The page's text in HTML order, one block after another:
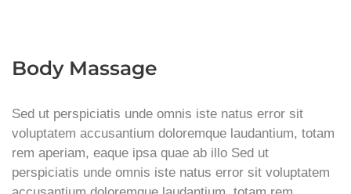
Body Massage
Sed ut perspiciatis unde omnis iste natus error sit
voluptatem accusantium doloremque laudantium, totam
rem aperiam, eaque ipsa quae ab illo Sed ut
perspiciatis unde omnis iste natus error sit voluptatem